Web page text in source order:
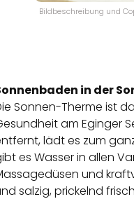
Bildbeschreibung und
in der
Sonnen-Therme ist
am Eginger
lädt es zum
es Wasser in allen
und
salzig, prickelnd